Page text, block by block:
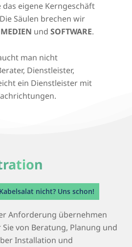
eigene Kerngeschäft
Säulen brechen wir
MEDIEN undSOFTWARE.
man nicht
Dienstleister,
ein Dienstleister mit
nicht? Uns schon!
Anforderung übernehmen
von Beratung, Planung und
Installation und